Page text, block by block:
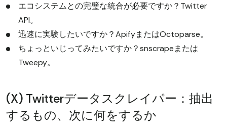
エコシステムとの完璧な統合が必要ですか？Twitter
API。
迅速に実験したいですか？ApifyまたはOctoparse。
ちょっといじってみたいですか？snscrapeまたは
Tweepy。
(X) Twitterデータスクレイパー：抽出
するもの、次に何をするか